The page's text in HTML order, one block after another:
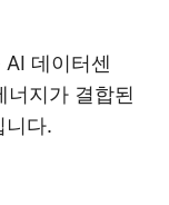
데이터센
너지가 결합된
니다.